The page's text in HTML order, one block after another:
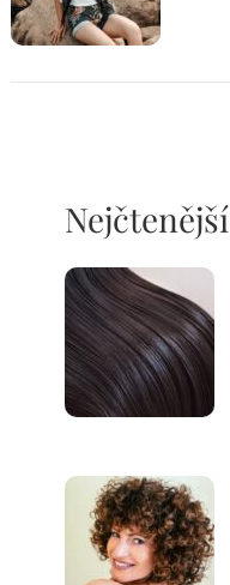
Nejčtenější